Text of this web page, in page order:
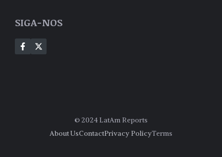
SIGA-NOS
© 2024 LatAm Reports
About UsContactPrivacy PolicyTerms